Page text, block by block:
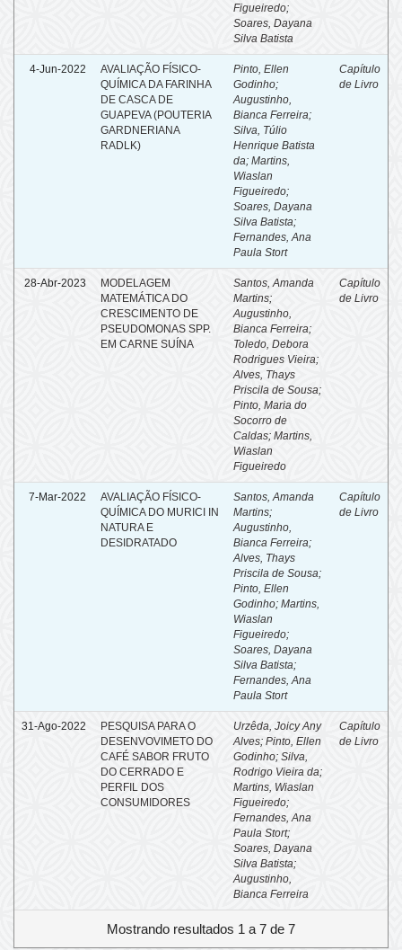
Figueiredo;
Soares, Dayana
Silva Batista
4-Jun-2022
AVALIAÇÃO FÍSICO-
QUÍMICA DA FARINHA
DE CASCA DE
GUAPEVA (POUTERIA
GARDNERIANA
RADLK)
Pinto, Ellen
Godinho;
Augustinho,
Bianca Ferreira;
Silva, Túlio
Henrique Batista
da; Martins,
Wiaslan
Figueiredo;
Soares, Dayana
Silva Batista;
Fernandes, Ana
Paula Stort
Capítulo
de Livro
28-Abr-2023
MODELAGEM
MATEMÁTICA DO
CRESCIMENTO DE
PSEUDOMONAS SPP.
EM CARNE SUÍNA
Santos, Amanda
Martins;
Augustinho,
Bianca Ferreira;
Toledo, Debora
Rodrigues Vieira;
Alves, Thays
Priscila de Sousa;
Pinto, Maria do
Socorro de
Caldas; Martins,
Wiaslan
Figueiredo
Capítulo
de Livro
7-Mar-2022
AVALIAÇÃO FÍSICO-
QUÍMICA DO MURICI IN
NATURA E
DESIDRATADO
Santos, Amanda
Martins;
Augustinho,
Bianca Ferreira;
Alves, Thays
Priscila de Sousa;
Pinto, Ellen
Godinho; Martins,
Wiaslan
Figueiredo;
Soares, Dayana
Silva Batista;
Fernandes, Ana
Paula Stort
Capítulo
de Livro
31-Ago-2022
PESQUISA PARA O
DESENVOVIMETO DO
CAFÉ SABOR FRUTO
DO CERRADO E
PERFIL DOS
CONSUMIDORES
Urzêda, Joicy Any
Alves; Pinto, Ellen
Godinho; Silva,
Rodrigo Vieira da;
Martins, Wiaslan
Figueiredo;
Fernandes, Ana
Paula Stort;
Soares, Dayana
Silva Batista;
Augustinho,
Bianca Ferreira
Capítulo
de Livro
Mostrando resultados 1 a 7 de 7